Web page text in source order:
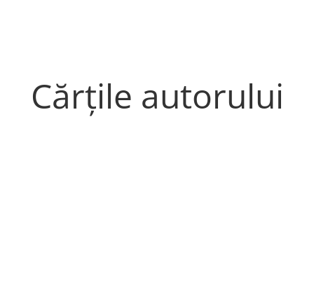
Cărțile autorului